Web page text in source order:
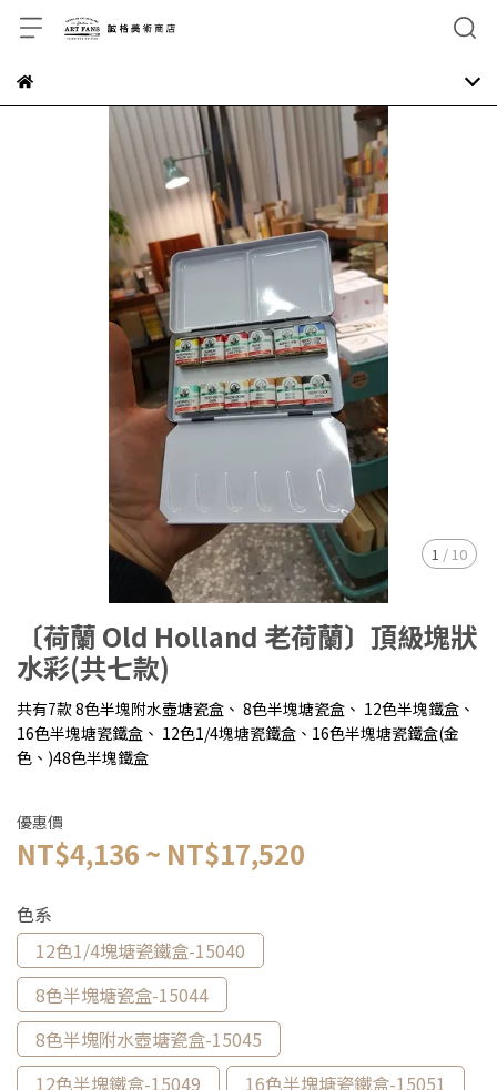
1 / 10
〔荷蘭 Old Holland 老荷蘭〕頂級塊狀
水彩(共七款)
共有7款 8色半塊附水壺塘瓷盒、 8色半塊塘瓷盒、 12色半塊鐵盒、
16色半塊塘瓷鐵盒、 12色1/4塊塘瓷鐵盒、16色半塊塘瓷鐵盒(金
色、)48色半塊鐵盒
優惠價
NT$4,136 ~ NT$17,520
色系
12色1/4塊塘瓷鐵盒-15040
8色半塊塘瓷盒-15044
8色半塊附水壺塘瓷盒-15045
12色半塊鐵盒-15049
16色半塊塘瓷鐵盒-15051